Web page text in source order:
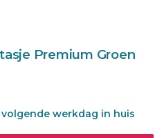
Premium Groen
werkdag in huis